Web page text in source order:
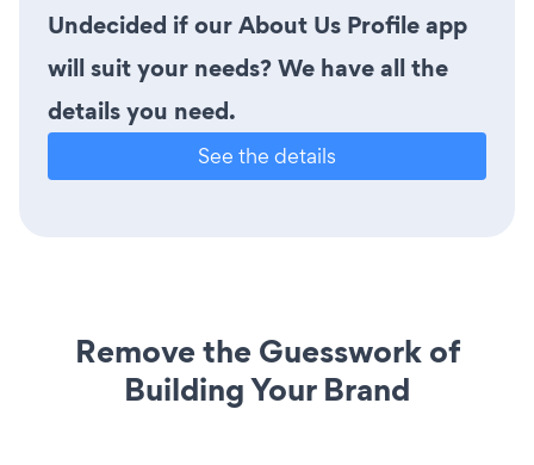
Undecided if our About Us Profile app
will suit your needs? We have all the
details you need.
See the details
Remove the Guesswork of
Building Your Brand